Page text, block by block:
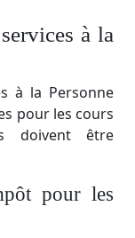
à la
à la Personne
pour les cours
doivent être
pour les